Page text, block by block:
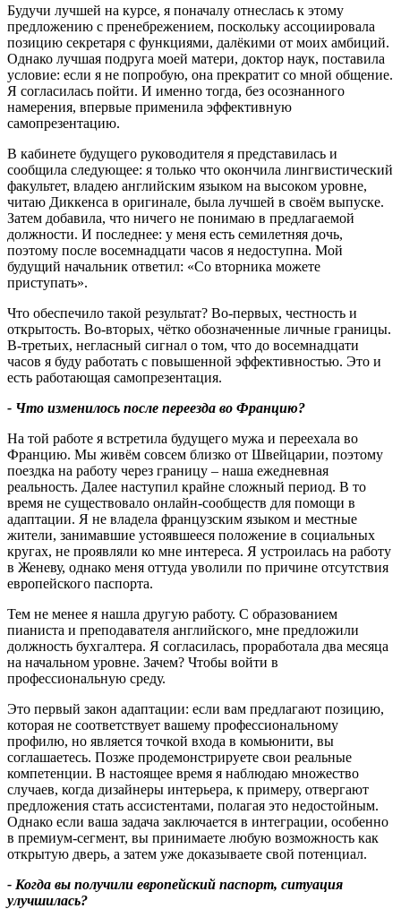
Будучи лучшей на курсе, я поначалу отнеслась к этому
предложению с пренебрежением, поскольку ассоциировала
позицию секретаря с функциями, далёкими от моих амбиций.
Однако лучшая подруга моей матери, доктор наук, поставила
условие: если я не попробую, она прекратит со мной общение.
Я согласилась пойти. И именно тогда, без осознанного
намерения, впервые применила эффективную
самопрезентацию.
В кабинете будущего руководителя я представилась и
сообщила следующее: я только что окончила лингвистический
факультет, владею английским языком на высоком уровне,
читаю Диккенса в оригинале, была лучшей в своём выпуске.
Затем добавила, что ничего не понимаю в предлагаемой
должности. И последнее: у меня есть семилетняя дочь,
поэтому после восемнадцати часов я недоступна. Мой
будущий начальник ответил: «Со вторника можете
приступать».
Что обеспечило такой результат? Во-первых, честность и
открытость. Во-вторых, чётко обозначенные личные границы.
В-третьих, негласный сигнал о том, что до восемнадцати
часов я буду работать с повышенной эффективностью. Это и
есть работающая самопрезентация.
- Что изменилось после переезда во Францию?
На той работе я встретила будущего мужа и переехала во
Францию. Мы живём совсем близко от Швейцарии, поэтому
поездка на работу через границу – наша ежедневная
реальность. Далее наступил крайне сложный период. В то
время не существовало онлайн-сообществ для помощи в
адаптации. Я не владела французским языком и местные
жители, занимавшие устоявшееся положение в социальных
кругах, не проявляли ко мне интереса. Я устроилась на работу
в Женеву, однако меня оттуда уволили по причине отсутствия
европейского паспорта.
Тем не менее я нашла другую работу. С образованием
пианиста и преподавателя английского, мне предложили
должность бухгалтера. Я согласилась, проработала два месяца
на начальном уровне. Зачем? Чтобы войти в
профессиональную среду.
Это первый закон адаптации: если вам предлагают позицию,
которая не соответствует вашему профессиональному
профилю, но является точкой входа в комьюнити, вы
соглашаетесь. Позже продемонстрируете свои реальные
компетенции. В настоящее время я наблюдаю множество
случаев, когда дизайнеры интерьера, к примеру, отвергают
предложения стать ассистентами, полагая это недостойным.
Однако если ваша задача заключается в интеграции, особенно
в премиум-сегмент, вы принимаете любую возможность как
открытую дверь, а затем уже доказываете свой потенциал.
- Когда вы получили европейский паспорт, ситуация
улучшилась?